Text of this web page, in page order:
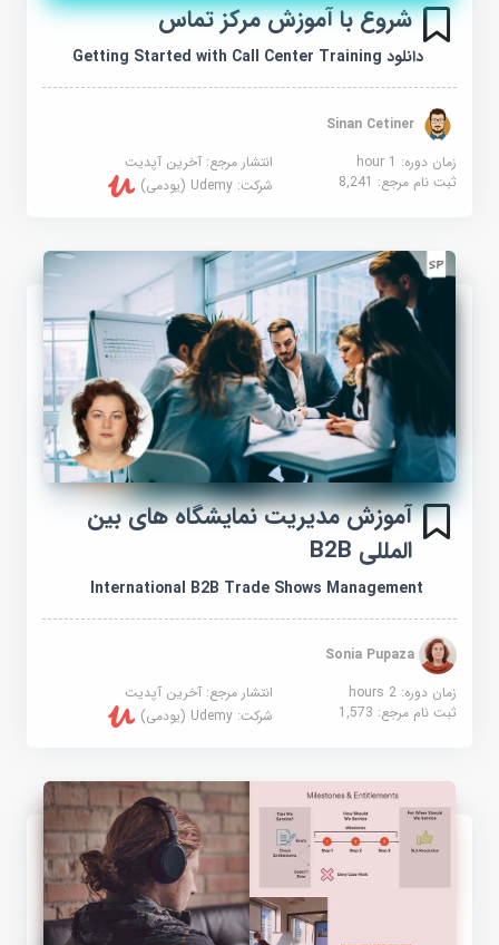
شروع با آموزش مرکز تماس
دانلود Getting Started with Call Center Training
Sinan Cetiner
زمان دوره: 1 hour
انتشار مرجع:آخرین آپدیت
ثبت نام مرجع:8,241 شرکت:Udemy (یودمی)
آموزش مدیریت نمایشگاه های بین
المللی B2B
International B2B Trade Shows Management
Sonia Pupaza
زمان دوره: 2 hours
انتشار مرجع:آخرین آپدیت
ثبت نام مرجع:1,573 شرکت:Udemy (یودمی)